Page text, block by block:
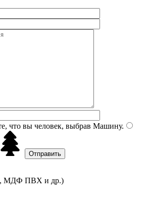
что вы человек, выбрав Машину.
МДФ ПВХ и др.)